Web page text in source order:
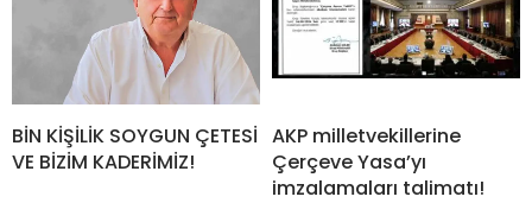
BİN KİŞİLİK SOYGUN ÇETESİ
VE BİZİM KADERİMİZ!
AKP milletvekillerine
Çerçeve Yasa’yı
imzalamaları talimatı!